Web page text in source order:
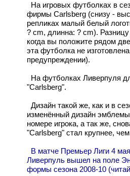
На игровых футболках в
фирмы Carlsberg (снизу -
репликах малый белый
? cm, длинна: ? cm).
когда вы положите рядом
эта футболка не
предупреждении).
На футболках Ливерпуля
"Carlsberg".
Дизайн такой же, как и в
изменённый дизайн
номере игрока, а так же,
"Carlsberg" стал крупнее,
В матче Премьер Лиги 4
Ливерпуль вышел на поле
формы сезона 2008-10